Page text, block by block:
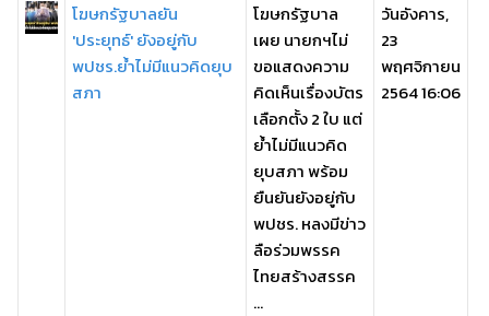
โฆษกรัฐบาลยัน
'ประยุทธ์' ยังอยู่กับ
พปชร.ย้ำไม่มีแนวคิดยุบ
สภา
โฆษกรัฐบาล
เผย นายกฯไม่
ขอแสดงความ
คิดเห็นเรื่องบัตร
เลือกตั้ง 2 ใบ แต่
ย้ำไม่มีแนวคิด
ยุบสภา พร้อม
ยืนยันยังอยู่กับ
พปชร. หลงมีข่าว
ลือร่วมพรรค
ไทยสร้างสรรค
...
วันอังคาร,
23
พฤศจิกายน
2564 16:06